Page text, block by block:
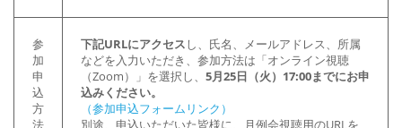
参
加
申
込
方
法
下記URLにアクセスし、氏名、メールアドレス、所属
などを入力いただき、参加方法は「オンライン視聴
（Zoom）」を選択し、 5月25日（火）17:00までにお申
込みください。
（参加申込フォームリンク）
別途、申込いただいた皆様に、月例会視聴用のURLを